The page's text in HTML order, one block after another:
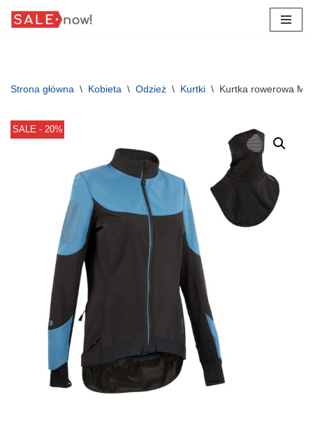
Strona główna \ Kobieta \ Odzież \ Kurtki \ Kurtka rowerowa
SALE - 20%